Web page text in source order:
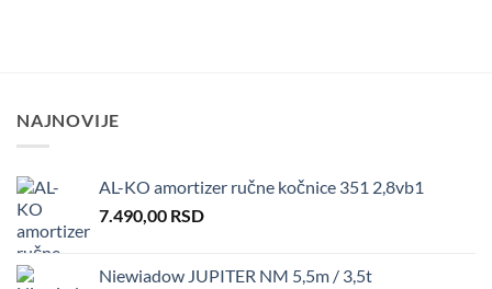
NAJNOVIJE
AL-KO amortizer ručne kočnice 351 2,8vb1
7.490,00 RSD
Niewiadow JUPITER NM 5,5m / 3,5t